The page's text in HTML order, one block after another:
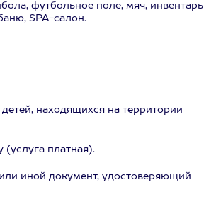
футбольное поле, мяч, инвентарь
SPA-салон.
находящихся на территории
платная).
иной документ, удостоверяющий